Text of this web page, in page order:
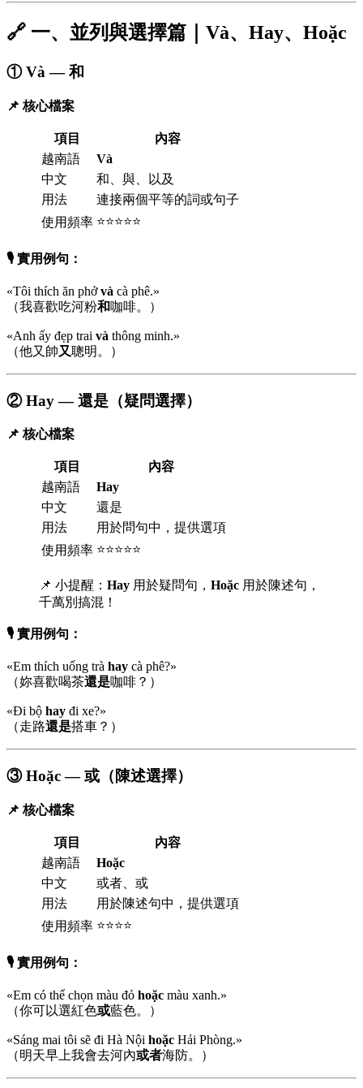
🔗 一、並列與選擇篇｜Và、Hay、Hoặc
① Và — 和
📌 核心檔案
項目
內容
越南語
Và
中文
和、與、以及
用法
連接兩個平等的詞或句子
使用頻率 ⭐⭐⭐⭐⭐
🎙️ 實用例句：
«Tôi thích ăn phởvà cà phê.»
（我喜歡吃河粉和咖啡。）
«Anh ấy đẹp trai và thông minh.»
（他又帥又聰明。）
② Hay — 還是（疑問選擇）
📌 核心檔案
項目
內容
越南語
Hay
中文
還是
用法
用於問句中，提供選項
使用頻率 ⭐⭐⭐⭐⭐
📌 小提醒： Hay 用於疑問句， Hoặc 用於陳述句，
千萬別搞混！
🎙️ 實用例句：
«Em thích uống trà hay cà phê?»
（妳喜歡喝茶還是咖啡？）
«Đi bộ hay đi xe?»
（走路還是搭車？）
③ Hoặc — 或（陳述選擇）
📌 核心檔案
項目
內容
越南語
Hoặc
中文
或者、或
用法
用於陳述句中，提供選項
使用頻率 ⭐⭐⭐⭐
🎙️ 實用例句：
«Em có thể chọn màu đỏ hoặc màu xanh.»
（你可以選紅色或藍色。）
«Sáng mai tôi sẽ đi Hà Nội hoặc Hải Phòng.»
（明天早上我會去河內或者海防。）